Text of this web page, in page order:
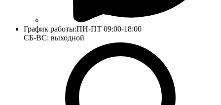
График работы:ПН-ПТ 09:00-18:00
СБ-ВС: выходной